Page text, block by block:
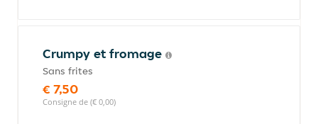
Crumpy et fromage
Sans frites
€ 7,50
Consigne de (€ 0,00)